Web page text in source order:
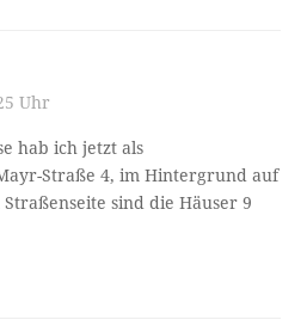
Uhr
hab ich jetzt als
Straße 4, im Hintergrund auf
sind die Häuser 9